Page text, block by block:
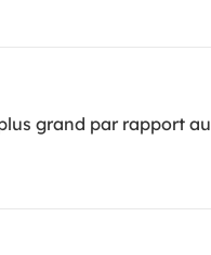
grand par rapport au